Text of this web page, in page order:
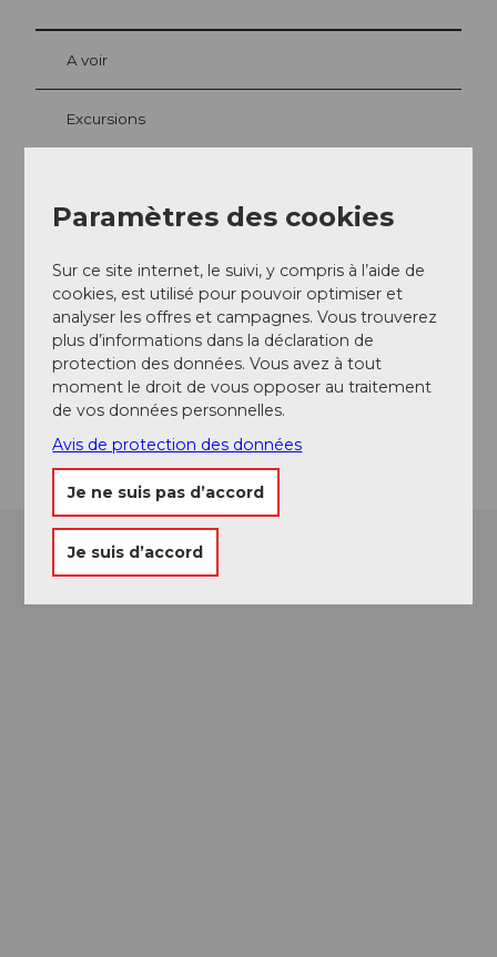
A voir
Excursions
Contact
Seestrasse
6052 Hergiswil
+41 41 632 65 60
info@hergiswil.ch
Website
Paramètres des cookies
Sur ce site internet, le suivi, y compris à l’aide de
cookies, est utilisé pour pouvoir optimiser et
analyser les offres et campagnes. Vous trouverez
plus d’informations dans la déclaration de
protection des données. Vous avez à tout
moment le droit de vous opposer au traitement
de vos données personnelles.
Avis de protection des données
Je ne suis pas d’accord
Je suis d’accord